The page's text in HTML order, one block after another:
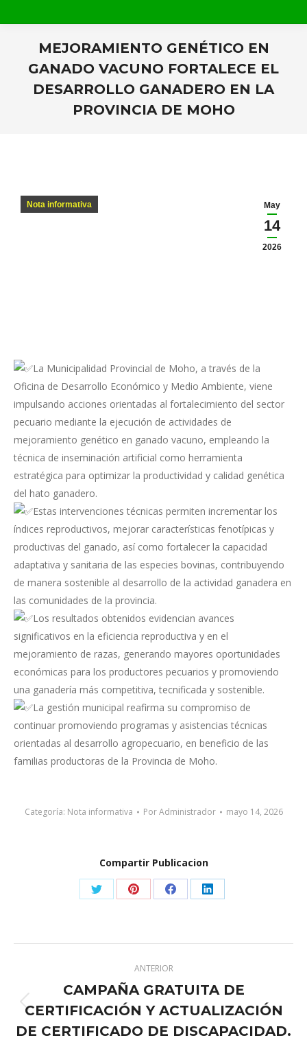
MEJORAMIENTO GENÉTICO EN
GANADO VACUNO FORTALECE EL
DESARROLLO GANADERO EN LA
PROVINCIA DE MOHO
May
14
2026
Nota informativa
La Municipalidad Provincial de Moho, a través de la
Oficina de Desarrollo Económico y Medio Ambiente, viene
impulsando acciones orientadas al fortalecimiento del sector
pecuario mediante la ejecución de actividades de
mejoramiento genético en ganado vacuno, empleando la
técnica de inseminación artificial como herramienta
estratégica para optimizar la productividad y calidad genética
del hato ganadero.
Estas intervenciones técnicas permiten incrementar los
índices reproductivos, mejorar características fenotípicas y
productivas del ganado, así como fortalecer la capacidad
adaptativa y sanitaria de las especies bovinas, contribuyendo
de manera sostenible al desarrollo de la actividad ganadera en
las comunidades de la provincia.
Los resultados obtenidos evidencian avances
significativos en la eficiencia reproductiva y en el
mejoramiento de razas, generando mayores oportunidades
económicas para los productores pecuarios y promoviendo
una ganadería más competitiva, tecnificada y sostenible.
La gestión municipal reafirma su compromiso de
continuar promoviendo programas y asistencias técnicas
orientadas al desarrollo agropecuario, en beneficio de las
familias productoras de la Provincia de Moho.
Categoría: Nota informativa PorAdministrador mayo 14, 2026
Compartir Publicacion
Share
X
Share
Pinterest
Share
Facebook
Share
LinkedIn
entre
publicaciones
ANTERIOR
Publicación
anterior:
CAMPAÑA GRATUITA DE
CERTIFICACIÓN Y ACTUALIZACIÓN
DE CERTIFICADO DE DISCAPACIDAD.